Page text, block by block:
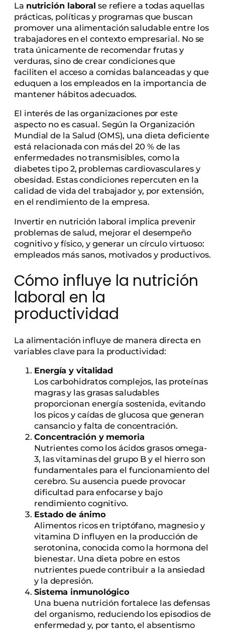
La nutrición laboral se refiere a todas aquellas
prácticas, políticas y programas que buscan
promover una alimentación saludable entre los
trabajadores en el contexto empresarial. No se
trata únicamente de recomendar frutas y
verduras, sino de crear condiciones que
faciliten el acceso a comidas balanceadas y que
eduquen a los empleados en la importancia de
mantener hábitos adecuados.
El interés de las organizaciones por este
aspecto no es casual. Según la Organización
Mundial de la Salud (OMS), una dieta deficiente
está relacionada con más del 20 % de las
enfermedades no transmisibles, como la
diabetes tipo 2, problemas cardiovasculares y
obesidad. Estas condiciones repercuten en la
calidad de vida del trabajador y, por extensión,
en el rendimiento de la empresa.
Invertir en nutrición laboral implica prevenir
problemas de salud, mejorar el desempeño
cognitivo y físico, y generar un círculo virtuoso:
empleados más sanos, motivados y productivos.
Cómo influye la nutrición
laboral en la
productividad
La alimentación influye de manera directa en
variables clave para la productividad:
Energía y vitalidad
Los carbohidratos complejos, las proteínas
magras y las grasas saludables
proporcionan energía sostenida, evitando
los picos y caídas de glucosa que generan
cansancio y falta de concentración.
Concentración y memoria
Nutrientes como los ácidos grasos omega-
3, las vitaminas del grupo B y el hierro son
fundamentales para el funcionamiento del
cerebro. Su ausencia puede provocar
dificultad para enfocarse y bajo
rendimiento cognitivo.
Estado de ánimo
Alimentos ricos en triptófano, magnesio y
vitamina D influyen en la producción de
serotonina, conocida como la hormona del
bienestar. Una dieta pobre en estos
nutrientes puede contribuir a la ansiedad
y la depresión.
Sistema inmunológico
Una buena nutrición fortalece las defensas
del organismo, reduciendo los episodios de
enfermedad y, por tanto, el absentismo